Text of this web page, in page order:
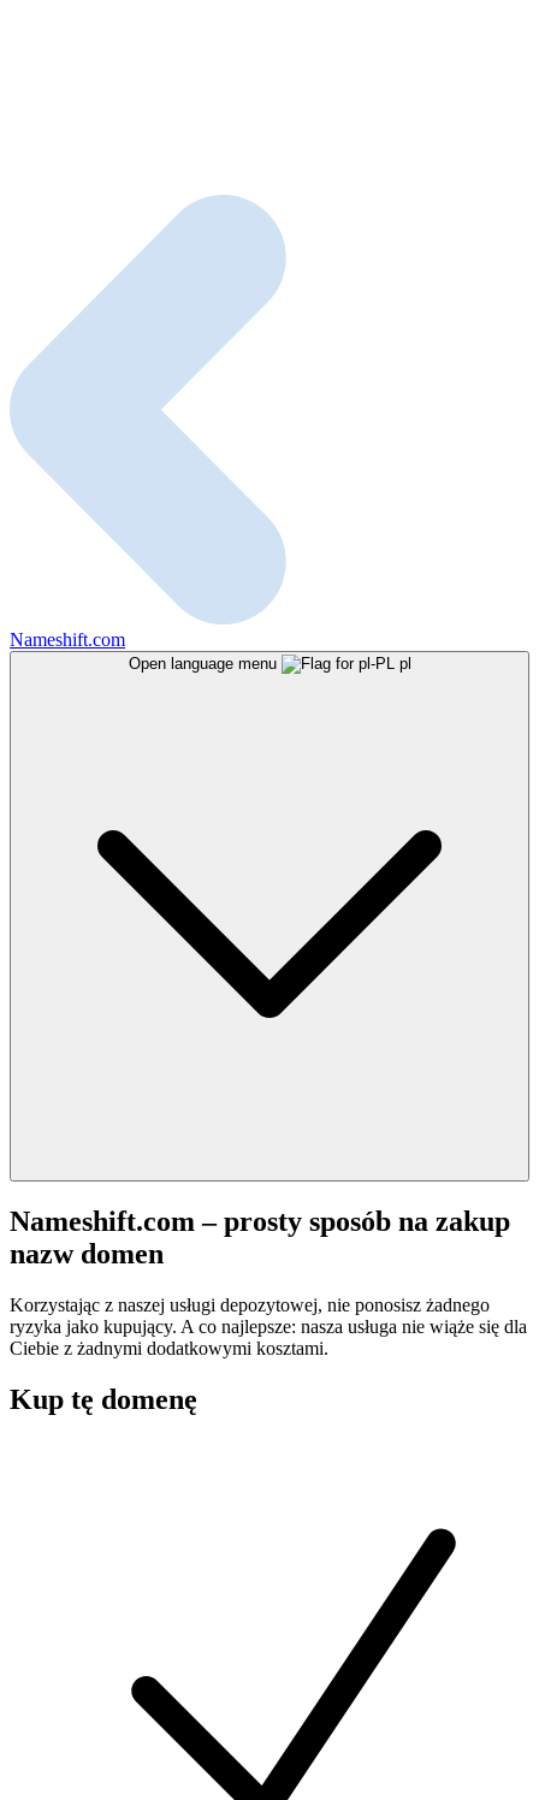
Nameshift.com
Open language menu pl
Nameshift.com – prosty sposób na zakup
nazw domen
Korzystając z naszej usługi depozytowej, nie ponosisz żadnego
ryzyka jako kupujący. A co najlepsze: nasza usługa nie wiąże się dla
Ciebie z żadnymi dodatkowymi kosztami.
Kup tę domenę